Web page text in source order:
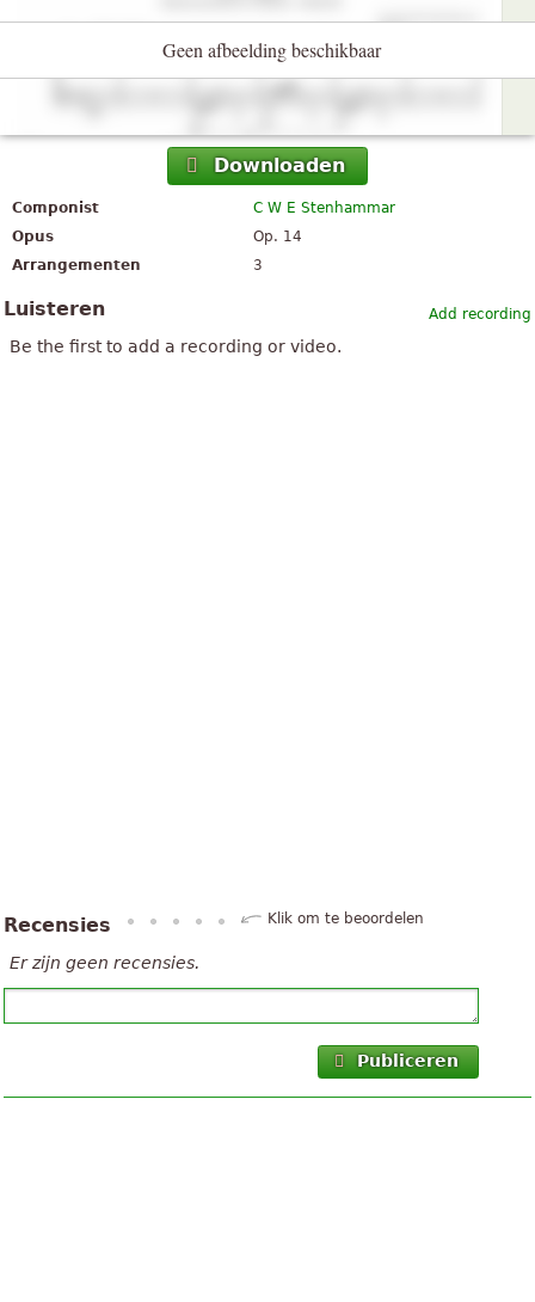
Geen afbeelding beschikbaar
Downloaden
Componist
C W E Stenhammar
Opus
Op. 14
Arrangementen
3
Add recording
Luisteren
Be the first to add a recording or video.
Recensies Klik om te beoordelen
Er zijn geen recensies.
Publiceren